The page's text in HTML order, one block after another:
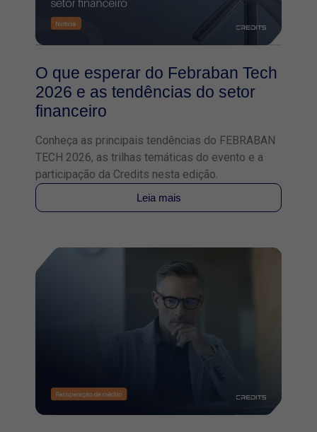
O que esperar do Febraban Tech
2026 e as tendências do setor
financeiro
Conheça as principais tendências do FEBRABAN
TECH 2026, as trilhas temáticas do evento e a
participação da Credits nesta edição.
Leia mais